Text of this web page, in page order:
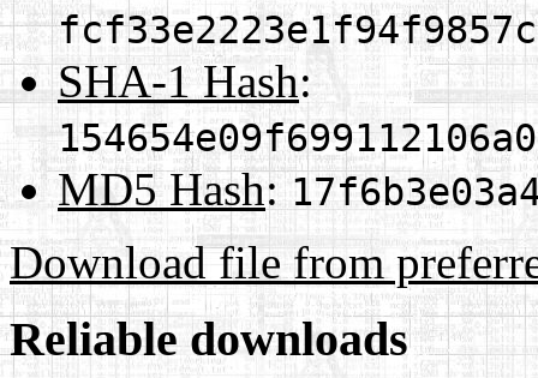
SHA-1 Hash:
MD5 Hash:
Download file from
Reliable downloads